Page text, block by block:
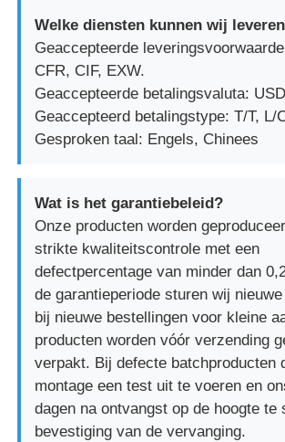
Welke diensten kunnen wij
Geaccepteerde
CFR, CIF, EXW.
Geaccepteerde betalingsvaluta:
Geaccepteerd betalingstype: T/T, L/
Gesproken taal: Engels, Chinees
Wat is het garantiebeleid?
Onze producten worden
strikte kwaliteitscontrole met een
defectpercentage van minder dan
de garantieperiode sturen wij
bij nieuwe bestellingen voor kleine
producten worden vóór verzending
verpakt. Bij defecte batchproducten
montage een test uit te voeren en
dagen na ontvangst op de hoogte te
bevestiging van de vervanging.